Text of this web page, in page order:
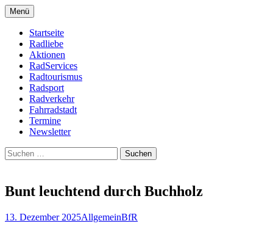
Zum
Inhalt
springen
Buchholz fährt Rad e.V.
Menü
Startseite
Radliebe
Aktionen
RadServices
Radtourismus
Radsport
Radverkehr
Fahrradstadt
Termine
Newsletter
Suchen
nach:
Bunt leuchtend durch Buchholz
13. Dezember 2025AllgemeinBfR